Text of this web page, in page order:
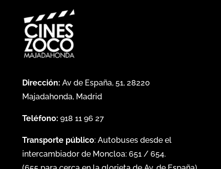
Dirección: Av de España, 51, 28220
Majadahonda, Madrid
Teléfono: 918 11 96 27
Transporte público: Autobuses desde el
intercambiador de Moncloa: 651/ 654.